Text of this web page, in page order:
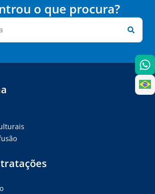
o que procura?